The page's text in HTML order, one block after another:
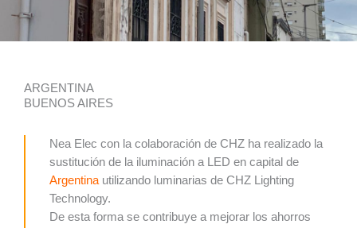
ARGENTINA
BUENOS AIRES
Nea Elec con la colaboración de CHZ ha realizado la
sustitución de la iluminación a LED en capital de
Argentina utilizando luminarias de CHZ Lighting
Technology.
De esta forma se contribuye a mejorar los ahorros